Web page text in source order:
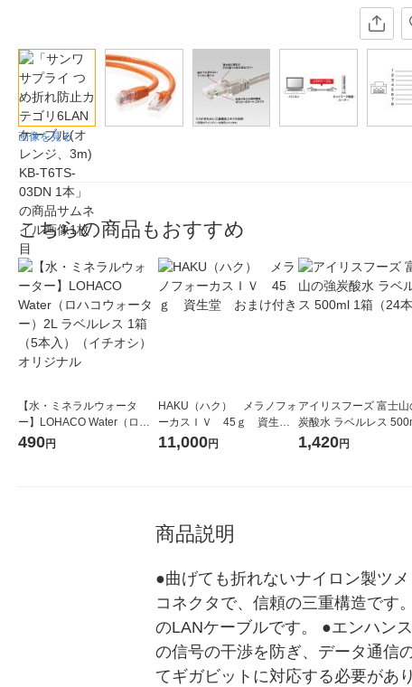
画像を見る
こちらの商品もおすすめ
【水・ミネラルウォータ
ー】LOHACO Water（ロハ
コウォーター）2L ラベルレ
490円
HAKU（ハク） メラノフォ
ーカスＩＶ 45ｇ 資生
堂 おまけ付き
11,000円
アイリスフーズ 富士山
炭酸水 ラベルレス
箱（24本入）
1,420円
商品説明
●曲げても折れないナイロン製ツ
コネクタで、信頼の三重構造です
のLANケーブルです。 ●エンハン
の信号の干渉を防ぎ、データ通信
てギガビットに対応する必要があ